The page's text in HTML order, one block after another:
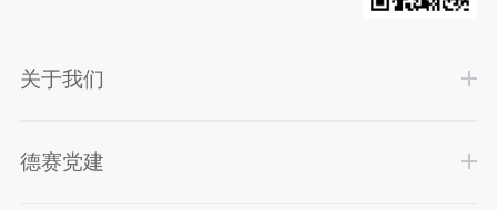
关于我们
德赛党建